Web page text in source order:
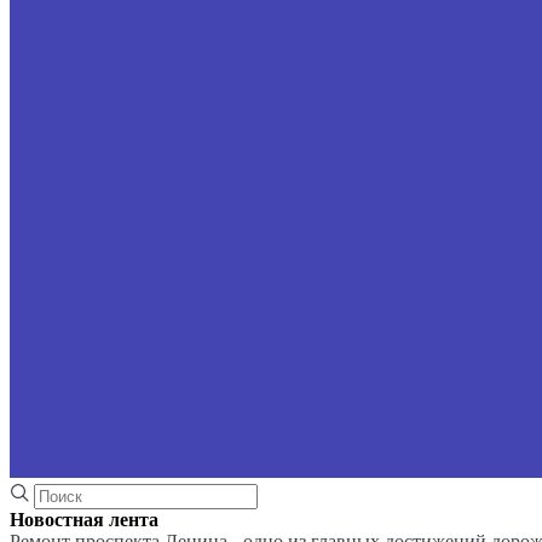
Новостная лента